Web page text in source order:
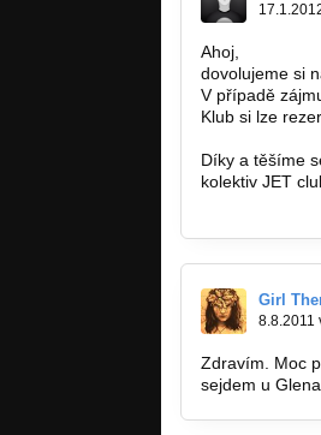
Ahoj,
dovolujeme si
V případě
Klub si lze
Díky a těšíme
kolektiv JET
Girl
8.8.2011
Zdravím. Moc
sejdem u